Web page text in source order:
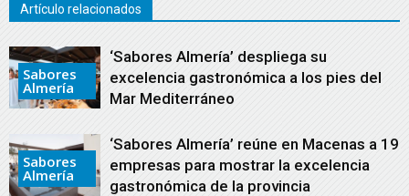
Artículo relacionados
Sabores
Almería
‘Sabores Almería’ despliega su
excelencia gastronómica a los pies del
Mar Mediterráneo
Sabores
Almería
‘Sabores Almería’ reúne en Macenas a 19
empresas para mostrar la excelencia
gastronómica de la provincia